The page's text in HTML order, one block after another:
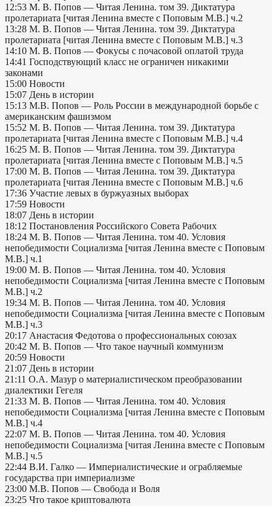
12:53 М. В. Попов — Читая Ленина. том 39. Диктатура
пролетариата [читая Ленина вместе с Поповым М.В.] ч.2
13:28 М. В. Попов — Читая Ленина. том 39. Диктатура
пролетариата [читая Ленина вместе с Поповым М.В.] ч.3
14:10 М. В. Попов — Фокусы с почасовой оплатой труда
14:41 Господствующий класс не ограничен никакими
законами
15:00 Новости
15:07 День в истории
15:13 М.В. Попов — Роль России в международной борьбе с
американским фашизмом
15:52 М. В. Попов — Читая Ленина. том 39. Диктатура
пролетариата [читая Ленина вместе с Поповым М.В.] ч.4
16:25 М. В. Попов — Читая Ленина. том 39. Диктатура
пролетариата [читая Ленина вместе с Поповым М.В.] ч.5
17:00 М. В. Попов — Читая Ленина. том 39. Диктатура
пролетариата [читая Ленина вместе с Поповым М.В.] ч.6
17:36 Участие левых в буржуазных выборах
17:59 Новости
18:07 День в истории
18:12 Постановления Российского Совета Рабочих
18:24 М. В. Попов — Читая Ленина. том 40. Условия
непобедимости Социализма [читая Ленина вместе с Поповым
М.В.] ч.1
19:00 М. В. Попов — Читая Ленина. том 40. Условия
непобедимости Социализма [читая Ленина вместе с Поповым
М.В.] ч.2
19:34 М. В. Попов — Читая Ленина. том 40. Условия
непобедимости Социализма [читая Ленина вместе с Поповым
М.В.] ч.3
20:17 Анастасия Федотова о профессиональных союзах
20:42 М. В. Попов — Что такое научный коммунизм
20:59 Новости
21:07 День в истории
21:11 О.А. Мазур о материалистическом преобразовании
диалектики Гегеля
21:33 М. В. Попов — Читая Ленина. том 40. Условия
непобедимости Социализма [читая Ленина вместе с Поповым
М.В.] ч.4
22:07 М. В. Попов — Читая Ленина. том 40. Условия
непобедимости Социализма [читая Ленина вместе с Поповым
М.В.] ч.5
22:44 В.И. Галко — Империалистические и ограбляемые
государства при империализме
23:00 М.В. Попов — Свобода и Воля
23:25 Что такое криптовалюта